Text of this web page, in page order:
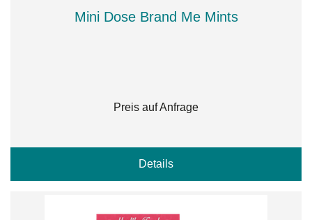
Mini Dose Brand Me Mints
Preis auf Anfrage
Details